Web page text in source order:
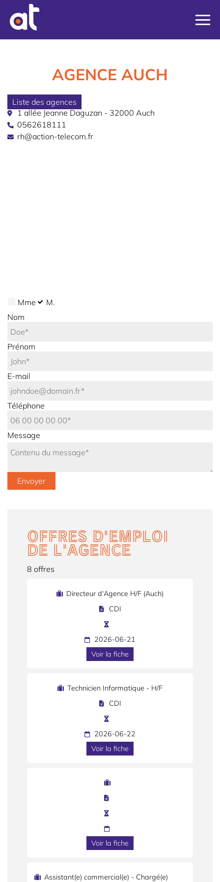
AGENCE AUCH
Liste des agences
1 allée Jeanne Daguzan - 32000 Auch
0562618111
rh@action-telecom.fr
Mme
M.
Nom
Prénom
E-mail
Téléphone
Message
OFFRES D'EMPLOI
DE L'AGENCE
8 offres
Directeur d'Agence H/F (Auch)
CDI
2026-06-21
Voir la fiche
Technicien Informatique - H/F
CDI
2026-06-22
Voir la fiche
Voir la fiche
Assistant(e) commercial(e) - Chargé(e)